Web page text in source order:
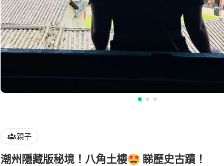
親子
潮州隱藏版秘境！八角土樓🤩 睇歷史古蹟！